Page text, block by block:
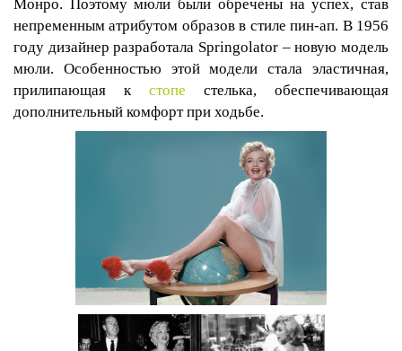
Монро. Поэтому мюли были обречены на успех, став
непременным атрибутом образов в стиле пин-ап. В 1956
году дизайнер разработала Springolator – новую модель
мюли. Особенностью этой модели стала эластичная,
прилипающая к стопе стелька, обеспечивающая
дополнительный комфорт при ходьбе.